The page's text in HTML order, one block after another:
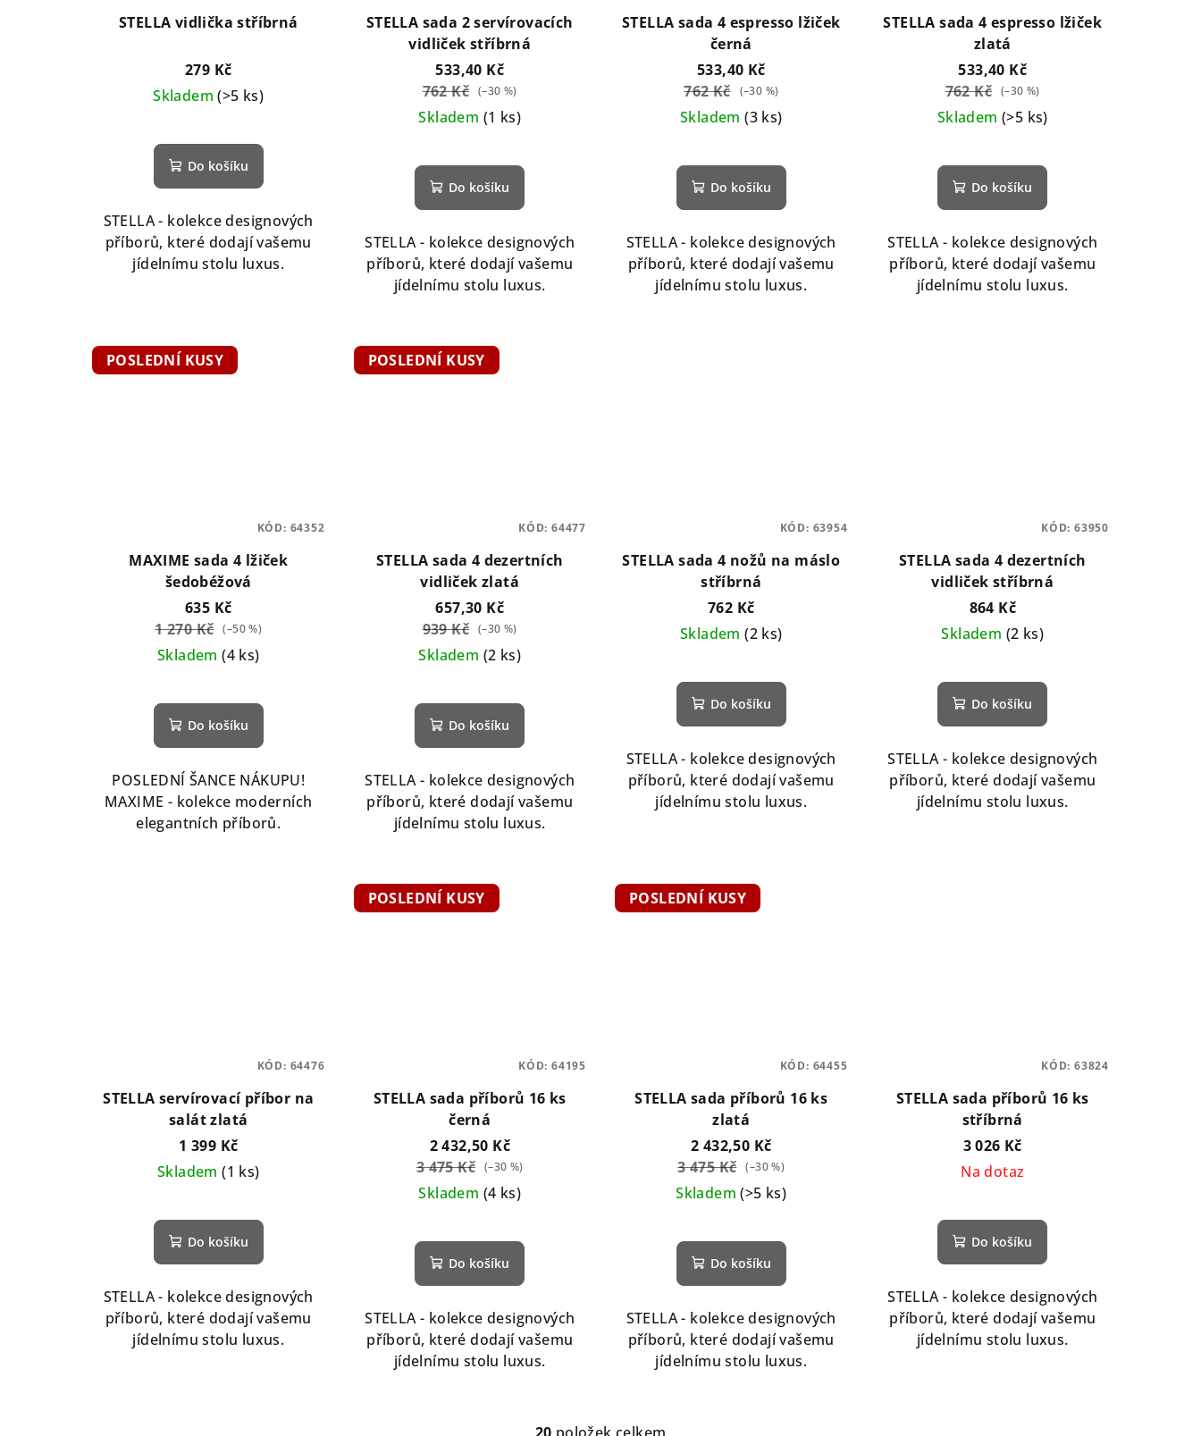
STELLA vidlička stříbrná
279 Kč
Skladem(>5 ks)
Do košíku
STELLA - kolekce designových
příborů, které dodají vašemu
jídelnímu stolu luxus.
STELLA sada 2 servírovacích
vidliček stříbrná
533,40 Kč
762 Kč (–30 %)
Skladem (1 ks)
Do košíku
STELLA - kolekce designových
příborů, které dodají vašemu
jídelnímu stolu luxus.
STELLA sada 4 espresso lžiček
černá
533,40 Kč
762 Kč
(–30 %)
Skladem(3 ks)
Do košíku
STELLA - kolekce designových
příborů, které dodají vašemu
jídelnímu stolu luxus.
STELLA sada 4 espresso lžiček
zlatá
533,40 Kč
762 Kč (–30 %)
Skladem (>5 ks)
Do košíku
STELLA - kolekce designových
příborů, které dodají vašemu
jídelnímu stolu luxus.
POSLEDNÍ KUSY
MAXIME sada 4 lžiček
šedobéžová
635 Kč
1 270 Kč (–50 %)
Skladem(4 ks)
Do košíku
POSLEDNÍ ŠANCE NÁKUPU!
MAXIME - kolekce moderních
elegantních příborů.
KÓD: 64352
POSLEDNÍ KUSY
STELLA sada 4 dezertních
vidliček zlatá
657,30 Kč
939 Kč (–30 %)
Skladem (2 ks)
Do košíku
STELLA - kolekce designových
příborů, které dodají vašemu
jídelnímu stolu luxus.
KÓD: 64477
STELLA sada 4 nožů na máslo
stříbrná
762 Kč
Skladem(2 ks)
Do košíku
STELLA - kolekce designových
příborů, které dodají vašemu
jídelnímu stolu luxus.
KÓD: 63954
STELLA sada 4 dezertních
vidliček stříbrná
864 Kč
Skladem (2 ks)
Do košíku
STELLA - kolekce designových
příborů, které dodají vašemu
jídelnímu stolu luxus.
KÓD: 63950
STELLA servírovací příbor na
salát zlatá
1 399 Kč
Skladem(1 ks)
Do košíku
STELLA - kolekce designových
příborů, které dodají vašemu
jídelnímu stolu luxus.
KÓD: 64476
POSLEDNÍ KUSY
STELLA sada příborů 16 ks
černá
2 432,50 Kč
3 475 Kč (–30 %)
Skladem (4 ks)
Do košíku
STELLA - kolekce designových
příborů, které dodají vašemu
jídelnímu stolu luxus.
KÓD: 64195
POSLEDNÍ KUSY
STELLA sada příborů 16 ks
zlatá
2 432,50 Kč
3 475 Kč (–30 %)
Skladem(>5 ks)
Do košíku
STELLA - kolekce designových
příborů, které dodají vašemu
jídelnímu stolu luxus.
KÓD: 64455
STELLA sada příborů 16 ks
stříbrná
3 026 Kč
Na dotaz
Do košíku
STELLA - kolekce designových
příborů, které dodají vašemu
jídelnímu stolu luxus.
KÓD: 63824
20 položek celkem